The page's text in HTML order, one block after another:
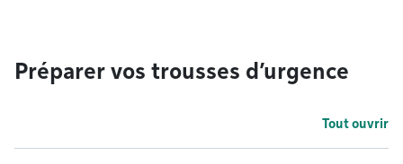
Préparer vos trousses d’urgence
Tout ouvrir